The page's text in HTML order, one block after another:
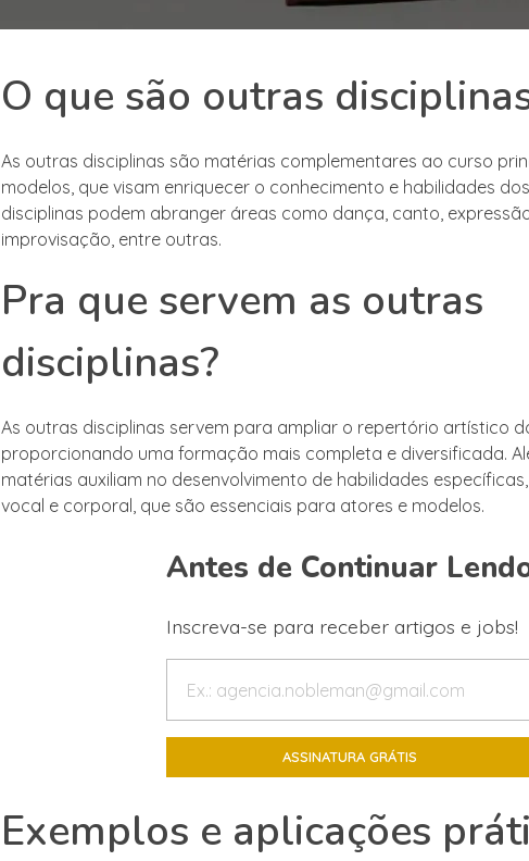
O que são outras
As outras disciplinas são matérias complementares ao curso
modelos, que visam enriquecer o conhecimento e habilidades
disciplinas podem abranger áreas como dança, canto,
improvisação, entre outras.
Pra que servem as outras
disciplinas?
As outras disciplinas servem para ampliar o repertório artístico
proporcionando uma formação mais completa e diversificada.
matérias auxiliam no desenvolvimento de habilidades
vocal e corporal, que são essenciais para atores e modelos.
Antes de Continuar
Inscreva-se para receber artigos e jobs!
Exemplos e aplicações